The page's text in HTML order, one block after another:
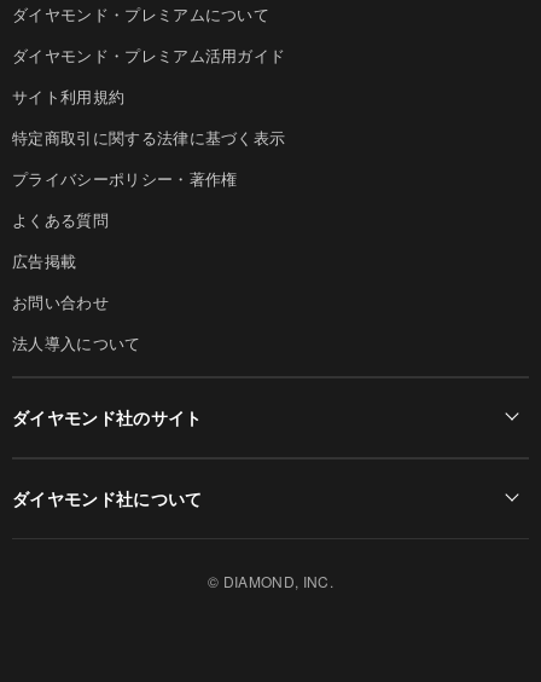
ダイヤモンド・プレミアムについて
ダイヤモンド・プレミアム活用ガイド
サイト利用規約
特定商取引に関する法律に基づく表示
プライバシーポリシー・著作権
よくある質問
広告掲載
お問い合わせ
法人導入について
ダイヤモンド社のサイト
ダイヤモンド社について
© DIAMOND, INC.